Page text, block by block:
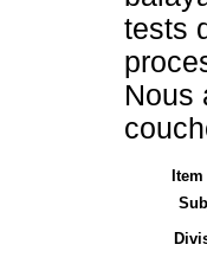
tests
Nous